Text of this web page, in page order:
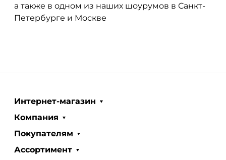
а также в одном из наших шоурумов в Санкт-
Петербурге и Москве
Интернет-магазин
Компания
Покупателям
Ассортимент